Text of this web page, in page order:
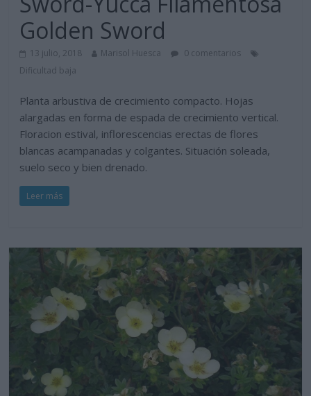
Golden Sword
13 julio, 2018 Marisol Huesca
0 comentarios
Dificultad baja
Planta arbustiva de crecimiento compacto. Hojas
alargadas en forma de espada de crecimiento vertical.
Floracion estival, inflorescencias erectas de flores
blancas acampanadas y colgantes. Situación soleada,
suelo seco y bien drenado.
Leer más